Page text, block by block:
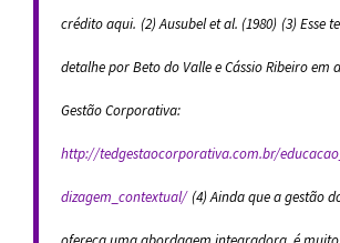
crédito aqui. (2) Ausubel et al. (1980) (3) Esse
detalhe por Beto do Valle e Cássio Ribeiro em
Gestão Corporativa:
http://tedgestaocorporativa.com.br/
dizagem_contextual/ (4) Ainda que a gestão